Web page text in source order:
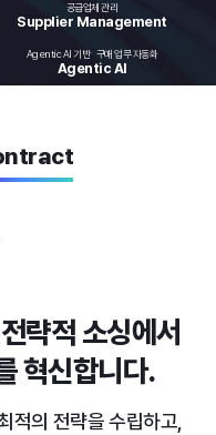
공급업체 관리
Supplier Management
Agentic AI 기반 구매 업무 자동화
Agentic AI
략적 소싱에서
혁신합니다.
적의 전략을 수립하고,